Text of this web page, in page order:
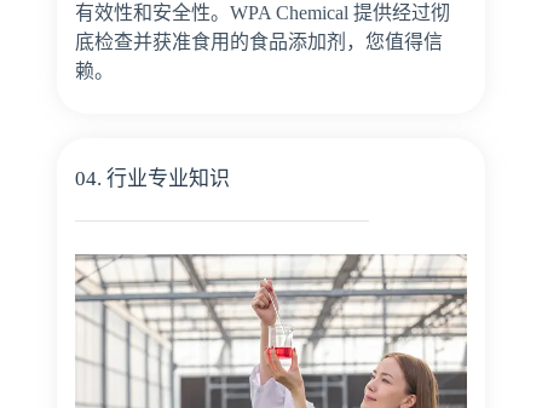
有效性和安全性。WPA Chemical 提供经过彻
底检查并获准食用的食品添加剂，您值得信
赖。
04. 行业专业知识